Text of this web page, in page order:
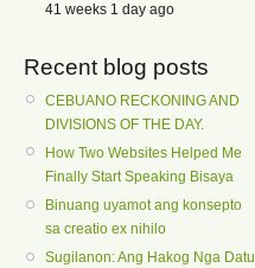
41 weeks 1 day ago
Recent blog posts
CEBUANO RECKONING AND
DIVISIONS OF THE DAY.
How Two Websites Helped Me
Finally Start Speaking Bisaya
Binuang uyamot ang konsepto
sa creatio ex nihilo
Sugilanon: Ang Hakog Nga Datu